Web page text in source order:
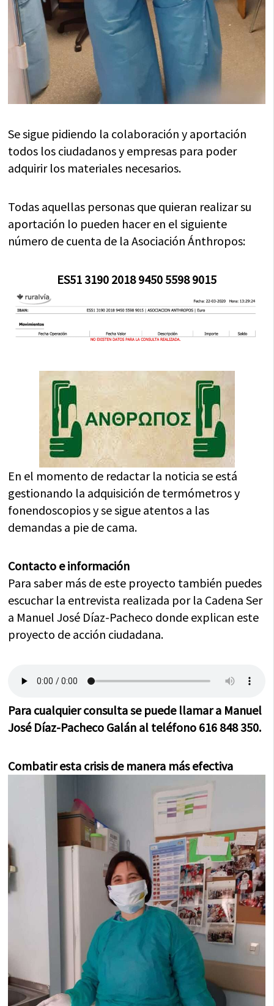
Se sigue pidiendo la colaboración y aportación
todos los ciudadanos y empresas para poder
adquirir los materiales necesarios.
Todas aquellas personas que quieran realizar su
aportación lo pueden hacer en el siguiente
número de cuenta de la Asociación Ánthropos:
ES51 3190 2018 9450 5598 9015
En el momento de redactar la noticia se está
gestionando la adquisición de termómetros y
fonendoscopios y se sigue atentos a las
demandas a pie de cama.
Contacto e información
Para saber más de este proyecto también puedes
escuchar la entrevista realizada por la Cadena Ser
a Manuel José Díaz-Pacheco donde explican este
proyecto de acción ciudadana.
Para cualquier consulta se puede llamar a Manuel
José Díaz-Pacheco Galán al teléfono 616 848 350.
Combatir esta crisis de manera más efectiva